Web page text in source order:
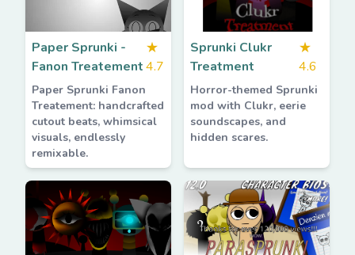
Paper Sprunki -
Fanon Treatement
★
4.7
Paper Sprunki Fanon
Treatement: handcrafted
cutout beats, whimsical
visuals, endlessly
remixable.
Sprunki Clukr
Treatment
★
4.6
Horror-themed Sprunki
mod with Clukr, eerie
soundscapes, and
hidden scares.